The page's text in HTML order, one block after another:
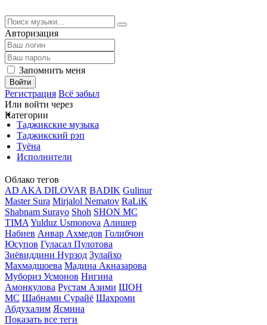
Авторизация
Запомнить меня
Войти
Регистрация Всё забыл
Или войти через
Категории
Таджикские музыка
Таджикский рэп
Туёна
Исполнители
Облако тегов
AD AKA DILOVAR BADIK Gulinur
Master Sura Mirjalol Nematov RaLiK
Shabnam Surayo Shoh SHON MC
TIMA Yulduz Usmonova Алишер
Набиев Анвар Ахмедов Голибчон
Юсупов Гуласал Пулотова
Зиёвиддини Нурзод Зулайхо
Махмадшоева Мадина Акназарова
Мубориз Усмонов Нигина
Амонкулова Рустам Азими ШОН
МС Шабнами Сурайё Шахроми
Абдухалим Ясмина
Показать все теги